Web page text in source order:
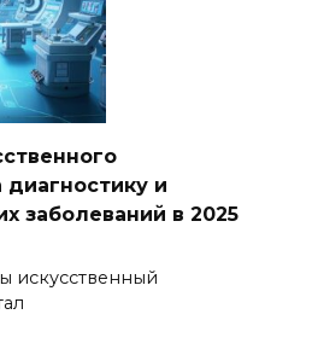
диагностику и
заболеваний в 2025
искусственный